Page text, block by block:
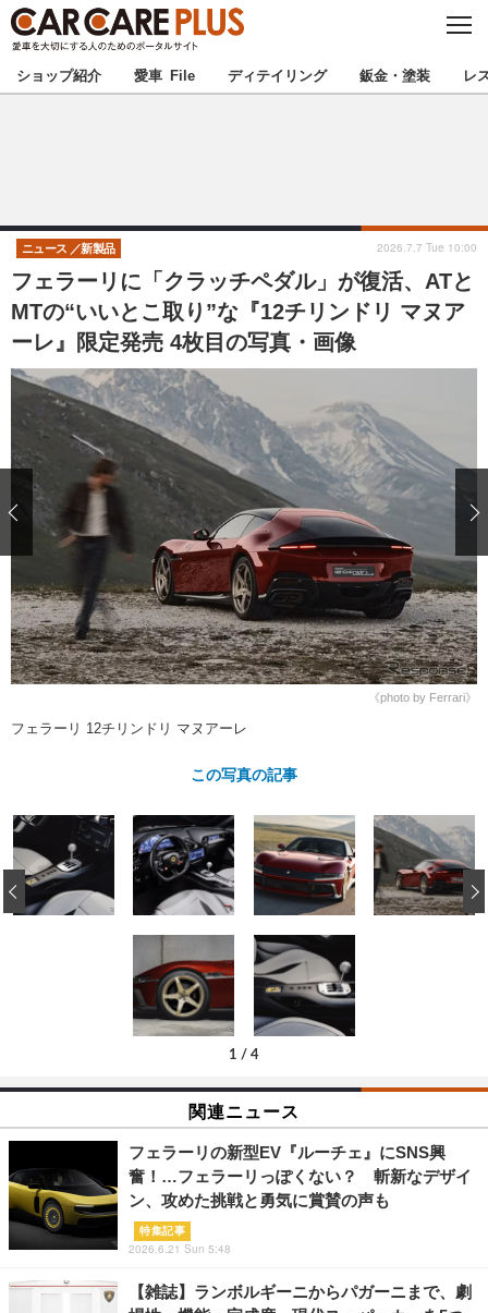
C
S
E
★カーケアプラス認定★ 厳選プロショップを地域から探す
甲信越 北陸
東海 関西
中国 四国
九州 沖縄
注目の記事
ショップレポート 愛車 File
自動車豆知識 ストップ！不具合修理＆粗悪修理
鈑金・塗装
ディテイリング
ディテイリング 洗車
ヘッドライト磨き コーティング
フィルム・ラッピング
鈑金・塗装
小キズ直し 防錆
特集記事
ストップ 不具合修理＆粗悪修理
カーメーカー「旧車」関連プロジェ
クト
ショップ紹介
ショップレポート プロショップ検索
レストア
カーメーカー「旧車」関連プロジ
イベント
ショップ紹介 愛車 File ディテイリング 鈑金・塗装 レ
フェラーリに「クラッチペダル」が復活、ATと
MTの“いいとこ取り”な『12チリンドリ マヌア
ーレ』限定発売 4枚目の写真・画像
ニュース 新製品 2026.7.7 Tue 10:00
《photo by Ferrari》
フェラーリ 12チリンドリ マヌアーレ
この写真の記事
1 / 4
‹
関連ニュース
フェラーリの新型EV『ルーチェ』にSNS興
奮！…フェラーリっぽくない？ 斬新なデザイ
ン、攻めた挑戦と勇気に賞賛の声も
特集記事
2026.6.21 Sun 5:48
【雑誌】ランボルギーニからパガーニまで、劇